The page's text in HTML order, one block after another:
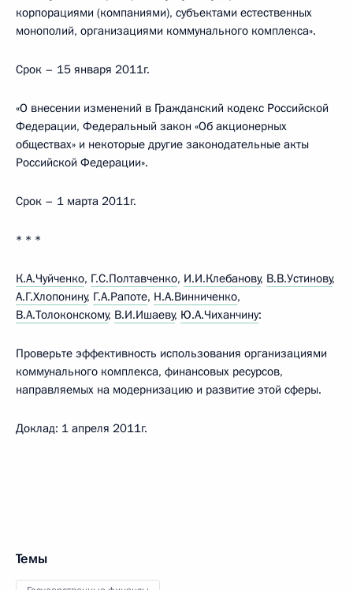
корпорациями (компаниями), субъектами естественных
монополий, организациями коммунального комплекса».
Срок – 15 января 2011г.
«О внесении изменений в Гражданский кодекс Российской
Федерации, Федеральный закон «Об акционерных
обществах» и некоторые другие законодательные акты
Российской Федерации».
Срок – 1 марта 2011г.
* * *
К.А.Чуйченко, Г.С.Полтавченко, И.И.Клебанову, В.В.Устинову,
А.Г.Хлопонину, Г.А.Рапоте, Н.А.Винниченко,
В.А.Толоконскому, В.И.Ишаеву, Ю.А.Чиханчину:
Проверьте эффективность использования организациями
коммунального комплекса, финансовых ресурсов,
направляемых на модернизацию и развитие этой сферы.
Доклад: 1 апреля 2011г.
Темы